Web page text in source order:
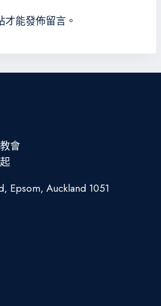
才能發佈留言。
會
Epsom, Auckland 1051